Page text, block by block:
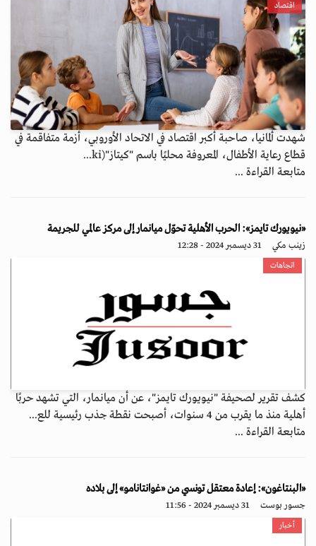
اقتصاد
شهدت ألمانيا، صاحبة أكبر اقتصاد في الاتحاد الأوروبي، أزمة متفاقمة في
قطاع رعاية الأطفال، المعروفة محليًا باسم "كيتاز"(ki...
متابعة القراءة ...
«نيويورك تايمز»: الحرب الأهلية تحوّل ميانمار إلى مركز عالمي للجريمة
زينب مكي 31 ديسمبر 2024 - 12:28
اتجاهات
كشف تقرير لصحيفة "نيويورك تايمز"، عن أن ميانمار، التي تشهد حربًا
أهلية منذ ما يقرب من 4 سنوات، أصبحت نقطة جذب رئيسية للع...
متابعة القراءة ...
«البنتاغون»: إعادة معتقل تونسي من «غوانتانامو» إلى بلاده
جسور بوست 31 ديسمبر 2024 - 11:56
أخبار